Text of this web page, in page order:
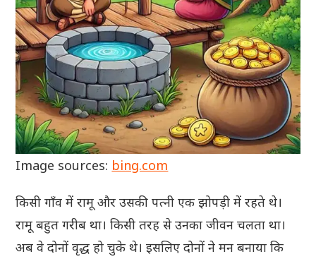
Image sources: bing.com
किसी गाँव में रामू और उसकी पत्नी एक झोपड़ी में रहते थे।
रामू बहुत गरीब था। किसी तरह से उनका जीवन चलता था।
अब वे दोनों वृद्ध हो चुके थे। इसलिए दोनों ने मन बनाया कि